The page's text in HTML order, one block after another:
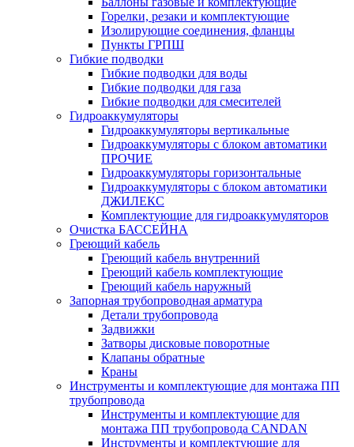
Горелки, резаки и комплектующие
Изолирующие соединения, фланцы
Пункты ГРПШ
Гибкие подводки
Гибкие подводки для воды
Гибкие подводки для газа
Гибкие подводки для смесителей
Гидроаккумуляторы
Гидроаккумуляторы вертикальные
Гидроаккумуляторы с блоком автоматики
ПРОЧИЕ
Гидроаккумуляторы горизонтальные
Гидроаккумуляторы с блоком автоматики
ДЖИЛЕКС
Комплектующие для гидроаккумуляторов
Очистка БАССЕЙНА
Греющий кабель
Греющий кабель внутренний
Греющий кабель комплектующие
Греющий кабель наружный
Запорная трубопроводная арматура
Детали трубопровода
Задвижки
Затворы дисковые поворотные
Клапаны обратные
Краны
Инструменты и комплектующие для монтажа ПП
трубопровода
Инструменты и комплектующие для
монтажа ПП трубопровода CANDAN
Инструменты и комплектующие для